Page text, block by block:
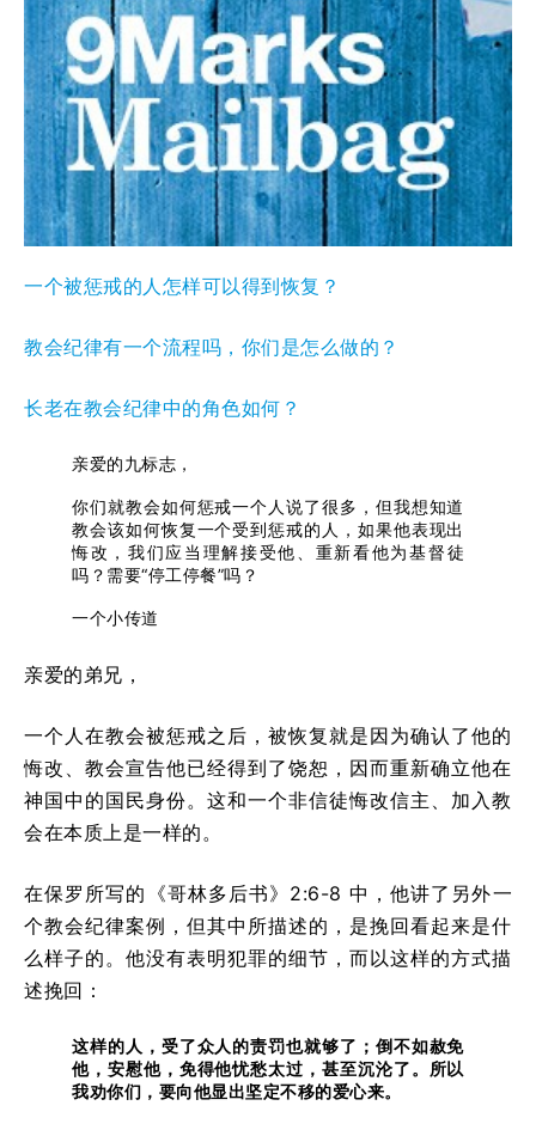
一个被惩戒的人怎样可以得到恢复？
教会纪律有一个流程吗，你们是怎么做的？
长老在教会纪律中的角色如何？
亲爱的九标志，
你们就教会如何惩戒一个人说了很多，但我想知道
教会该如何恢复一个受到惩戒的人，如果他表现出
悔改，我们应当理解接受他、重新看他为基督徒
吗？需要“停工停餐”吗？
一个小传道
亲爱的弟兄，
一个人在教会被惩戒之后，被恢复就是因为确认了他的
悔改、教会宣告他已经得到了饶恕，因而重新确立他在
神国中的国民身份。这和一个非信徒悔改信主、加入教
会在本质上是一样的。
在保罗所写的《哥林多后书》2:6-8 中，他讲了另外一
个教会纪律案例，但其中所描述的，是挽回看起来是什
么样子的。他没有表明犯罪的细节，而以这样的方式描
述挽回：
这样的人，受了众人的责罚也就够了；倒不如赦免
他，安慰他，免得他忧愁太过，甚至沉沦了。所以
我劝你们，要向他显出坚定不移的爱心来。